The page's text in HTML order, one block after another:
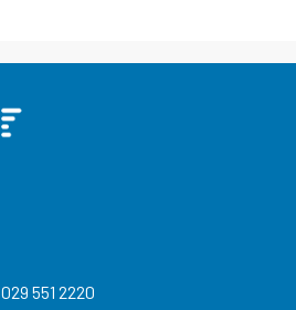
029 551 2220